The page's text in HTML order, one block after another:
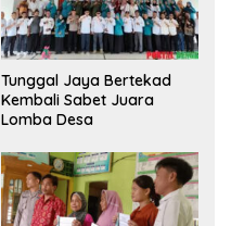
Tunggal Jaya Bertekad
Kembali Sabet Juara
Lomba Desa